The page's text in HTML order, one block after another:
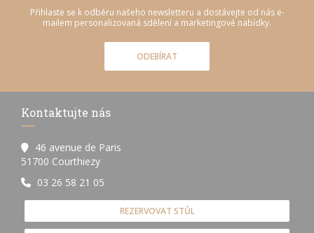
Přihlaste se k odběru našeho newsletteru a dostávejte od nás e-
mailem personalizovaná sdělení a marketingové nabídky.
ODEBÍRAT
Kontaktujte nás
46 avenue de Paris
51700 Courthiezy((otevře se v novém okně))
03 26 58 21 05
REZERVOVAT STŮL